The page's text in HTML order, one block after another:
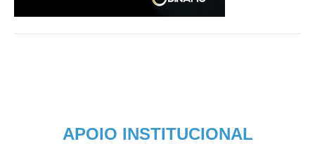
APOIO INSTITUCIONAL